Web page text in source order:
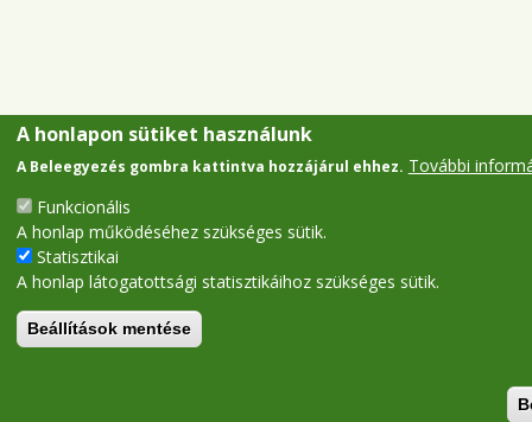
A honlapon sütiket használunk
A Beleegyezés gombra kattintva hozzájárul ehhez. További
Funkcionális
A honlap működéséhez szükséges sütik.
Statisztikai
A honlap látogatottsági statisztikáihoz szükséges sütik.
Beállítások mentése